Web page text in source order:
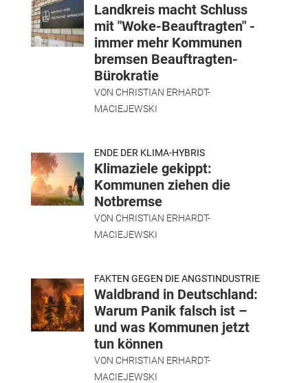
Landkreis macht Schluss
mit "Woke-Beauftragten" -
immer mehr Kommunen
bremsen Beauftragten-
Bürokratie
VON CHRISTIAN ERHARDT-
MACIEJEWSKI
ENDE DER KLIMA-HYBRIS
Klimaziele gekippt:
Kommunen ziehen die
Notbremse
VON CHRISTIAN ERHARDT-
MACIEJEWSKI
FAKTEN GEGEN DIE ANGSTINDUSTRIE
Waldbrand in Deutschland:
Warum Panik falsch ist –
und was Kommunen jetzt
tun können
VON CHRISTIAN ERHARDT-
MACIEJEWSKI